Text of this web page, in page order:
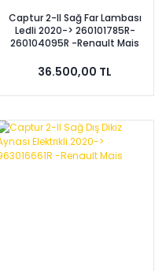
Captur 2-II Sağ Far Lambası
Ledli 2020-> 260101785R-
260104095R -Renault Mais
36.500,00 TL